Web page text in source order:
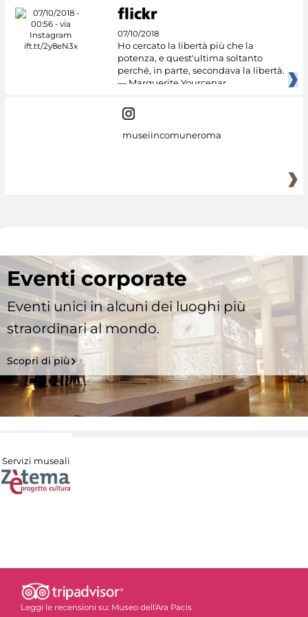
07/10/2018
Ho cercato la libertà più che la
potenza, e quest'ultima soltanto
perché, in parte, secondava la libertà.
— Marguerite Yourcenar
museiincomuneroma
Eventi corporate
Eventi unici in alcuni dei luoghi più
straordinari al mondo.
Scopri di più
Servizi museali
Leggi le recensioni su: Museo dell'Ara Pacis